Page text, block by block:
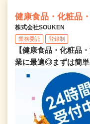
健康食品・化粧品
株式会社SOUKEN
業務委託 登録制
【健康食品・化粧品
業に最適◎まずは簡